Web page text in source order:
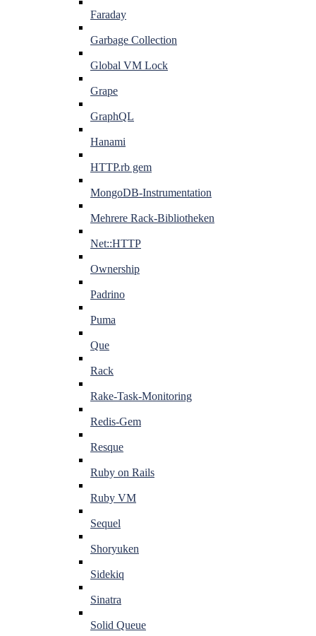
Faraday
Garbage Collection
Global VM Lock
Grape
GraphQL
Hanami
HTTP.rb gem
MongoDB-Instrumentation
Mehrere Rack-Bibliotheken
Net::HTTP
Ownership
Padrino
Puma
Que
Rack
Rake-Task-Monitoring
Redis-Gem
Resque
Ruby on Rails
Ruby VM
Sequel
Shoryuken
Sidekiq
Sinatra
Solid Queue